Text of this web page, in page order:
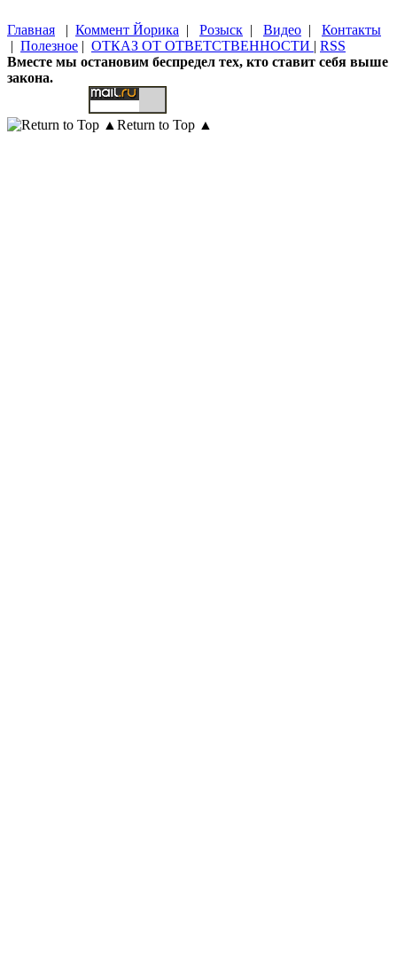
Главная | Коммент Йорика | Розыск | Видео | Контакты
| Полезное | ОТКАЗ ОТ ОТВЕТСТВЕННОСТИ | RSS
Вместе мы остановим беспредел тех, кто ставит себя выше
закона.
Return to Top ▲